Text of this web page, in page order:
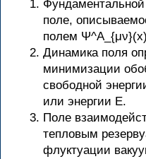
поле,
полем
Динамика поля
минимизации
свободной
или энергии E.
Поле
тепловым
флуктуации